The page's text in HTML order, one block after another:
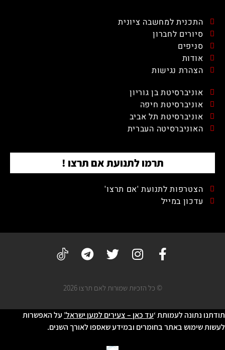
התכנית למחשבה ציונית
סיורים לחברון
סניפים
אודות
הצהרת נגישות
אוניברסיטת בן גוריון
אוניברסיטת חיפה
אוניברסיטת תל אביב
האוניברסיטה העברית
תרמו לתנועת אם תרצו !
הצטרפות לתנועת 'אם תרצו'
עדכון במייל
© כל הזכיות שמורות לאם תרצו 2026
תודתנו נתונה לעמותת ‘עד כאן – צעירים למען ישראל’ על האפשרות
לעשות שימוש באתר בחומרים ובמידע שאספו לאורך השנים.